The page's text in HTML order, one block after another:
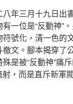
年三月十九日出
一位是“反動神”
號化，清一色的
文。腳本揭穿了
被“反動神”痛斥
，而是直斥新軍